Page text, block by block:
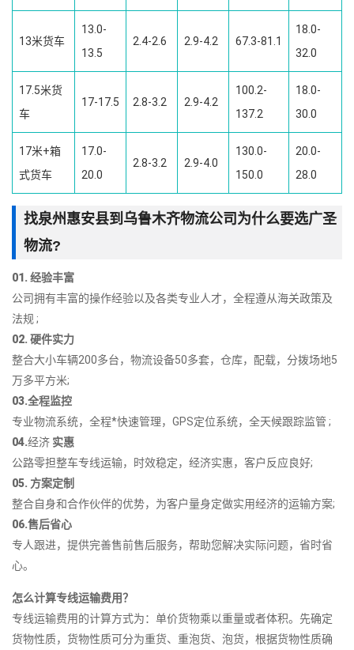
13米货车
13.0-
13.5
2.4-2.6 2.9-4.2 67.3-81.1
18.0-
32.0
17.5米货
车
17-17.5 2.8-3.2 2.9-4.2
100.2-
137.2
18.0-
30.0
17米+箱
式货车
17.0-
20.0
2.8-3.2 2.9-4.0
130.0-
150.0
20.0-
28.0
找泉州惠安县到乌鲁木齐物流公司为什么要选广圣
物流?
01. 经验丰富
公司拥有丰富的操作经验以及各类专业人才，全程遵从海关政策及
法规 ;
02. 硬件实力
整合大小车辆200多台，物流设备50多套，仓库，配载，分拨场地5
万多平方米;
03.全程监控
专业物流系统，全程*快速管理，GPS定位系统，全天候跟踪监管 ;
04.经济 实惠
公路零担整车专线运输，时效稳定，经济实惠，客户反应良好;
05. 方案定制
整合自身和合作伙伴的优势，为客户量身定做实用经济的运输方案;
06.售后省心
专人跟进，提供完善售前售后服务，帮助您解决实际问题，省时省
心。
怎么计算专线运输费用？
专线运输费用的计算方式为：单价货物乘以重量或者体积。先确定
货物性质，货物性质可分为重货、重泡货、泡货，根据货物性质确